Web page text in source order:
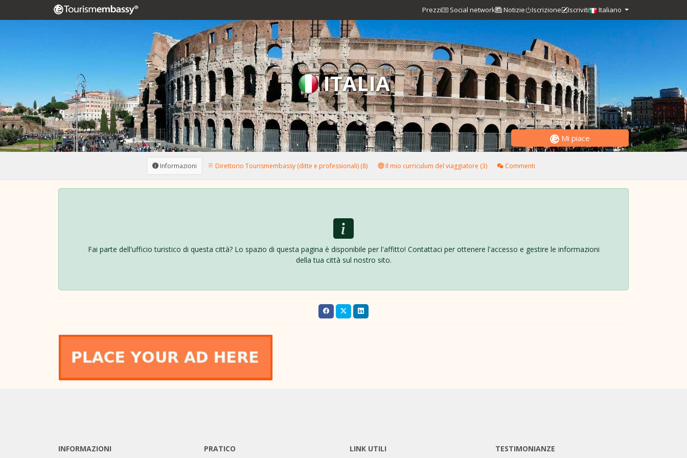
Prezzi Social network Notizie Iscrizione Iscriviti Italiano
ITALIA
Mi piace
Informazioni Direttorio Tourismembassy (ditte e professionali) (8) Il mio curriculum del viaggiatore (3) Commenti
Fai parte dell'ufficio turistico di questa città? Lo spazio di questa pagina è disponibile per l'affitto! Contattaci per ottenere l'accesso e gestire le informazioni
della tua città sul nostro sito.
INFORMAZIONI PRATICO LINK UTILI TESTIMONIANZE